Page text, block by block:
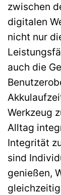
zwischen
digitalen
nicht nur
auch die
Werkzeug
Alltag
Integrität
sind
genießen,